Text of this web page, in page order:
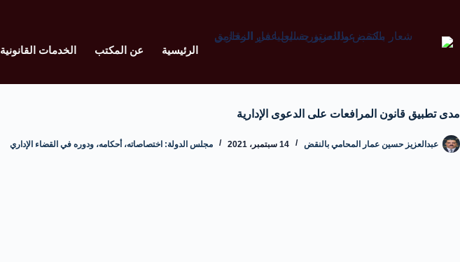
الرئيسية عن المكتب الخدمات القانونية
مدى تطبيق قانون المرافعات على الدعوى الإدارية
عبدالعزيز حسين عمار المحامي بالنقض 14 سبتمبر، 2021 مجلس الدولة: اختصاصاته، أحكامه، ودوره في القضاء الإداري